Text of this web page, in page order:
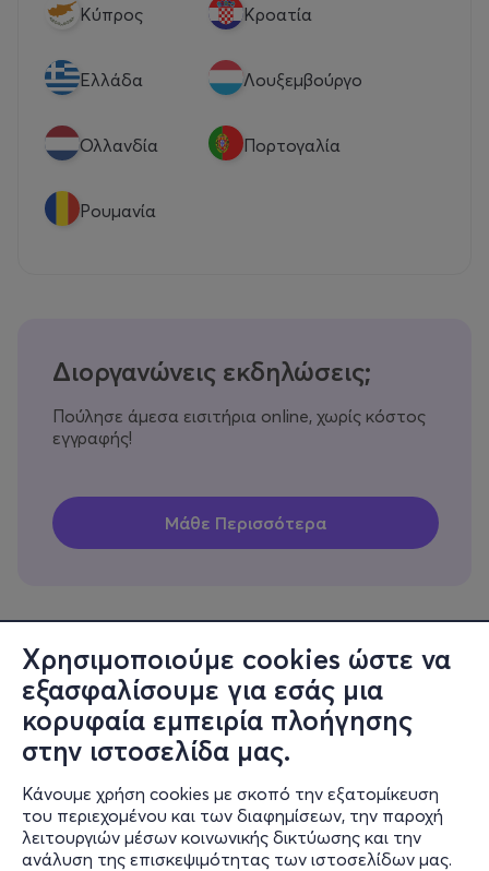
Χρησιμοποιούμε cookies ώστε να
εξασφαλίσουμε για εσάς μια
κορυφαία εμπειρία πλοήγησης
στην ιστοσελίδα μας.
Κάνουμε χρήση cookies με σκοπό την εξατομίκευση
του περιεχομένου και των διαφημίσεων, την παροχή
λειτουργιών μέσων κοινωνικής δικτύωσης και την
ανάλυση της επισκεψιμότητας των ιστοσελίδων μας.
Κύπρος Κροατία
Eλλάδα Λουξεμβούργο
Ολλανδία Πορτογαλία
Ρουμανία
Διοργανώνεις εκδηλώσεις;
Πούλησε άμεσα εισιτήρια online, χωρίς κόστος
εγγραφής!
Πληροφορίες
Υποστήριξη
Stay Connected